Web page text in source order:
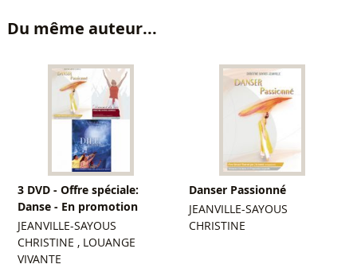
Du même auteur...
3 DVD - Offre spéciale:
Danse - En promotion
JEANVILLE-SAYOUS
CHRISTINE , LOUANGE
VIVANTE
Danser Passionné
JEANVILLE-SAYOUS
CHRISTINE